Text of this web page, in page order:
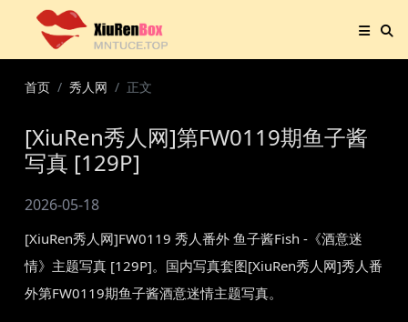
首页 秀人网 正文
[XiuRen秀人网]第FW0119期鱼子酱
写真 [129P]
2026-05-18
[XiuRen秀人网]FW0119 秀人番外 鱼子酱Fish -《酒意迷
情》主题写真 [129P]。国内写真套图[XiuRen秀人网]秀人番
外第FW0119期鱼子酱酒意迷情主题写真。